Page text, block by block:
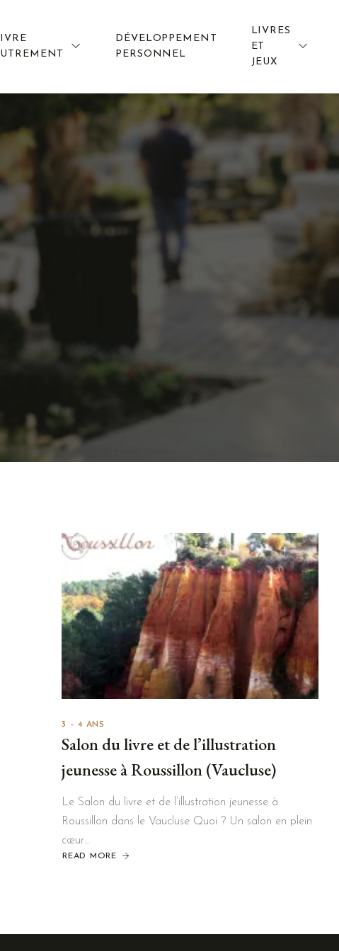
DÉVELOPPEMENT
PERSONNEL
LIVRES
ET
JEUX
3 – 4 ANS
Salon du livre et de l’illustration
jeunesse à Roussillon (Vaucluse)
Le Salon du livre et de l’illustration jeunesse à
Roussillon dans le Vaucluse Quoi ? Un salon en plein
cœur…
READ MORE